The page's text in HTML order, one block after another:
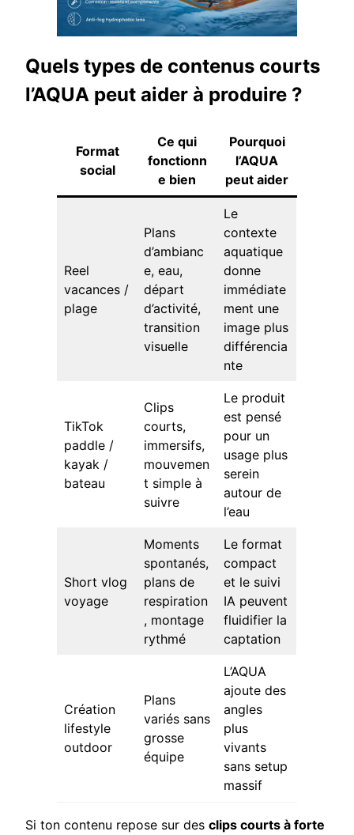
Quels types de contenus courts
l’AQUA peut aider à produire ?
Format
social
Ce qui
fonctionn
e bien
Pourquoi
l’AQUA
peut aider
Reel
vacances /
plage
Plans
d’ambianc
e, eau,
départ
d’activité,
transition
visuelle
Le
contexte
aquatique
donne
immédiate
ment une
image plus
différencia
nte
TikTok
paddle /
kayak /
bateau
Clips
courts,
immersifs,
mouvemen
t simple à
suivre
Le produit
est pensé
pour un
usage plus
serein
autour de
l’eau
Short vlog
voyage
Moments
spontanés,
plans de
respiration
, montage
rythmé
Le format
compact
et le suivi
IA peuvent
fluidifier la
captation
Création
lifestyle
outdoor
Plans
variés sans
grosse
équipe
L’AQUA
ajoute des
angles
plus
vivants
sans setup
massif
Si ton contenu repose sur des clips courts à forte